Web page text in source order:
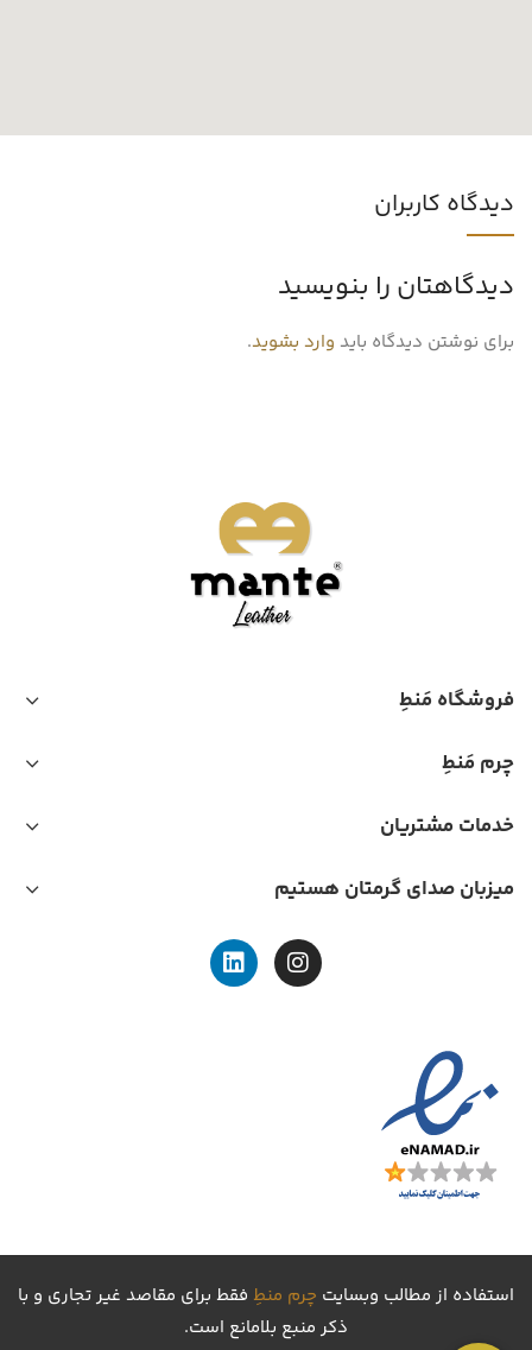
دیدگاه کاربران
دیدگاهتان را بنویسید
برای نوشتن دیدگاه باید وارد بشوید.
فروشگاه مَنطِ
چرم مَنطِ
خدمات مشتریان
میزبان صدای گرمتان هستیم
استفاده از مطالب وبسایت چرم منطِ فقط برای مقاصد غیر تجاری و با
ذکر منبع بلامانع است.